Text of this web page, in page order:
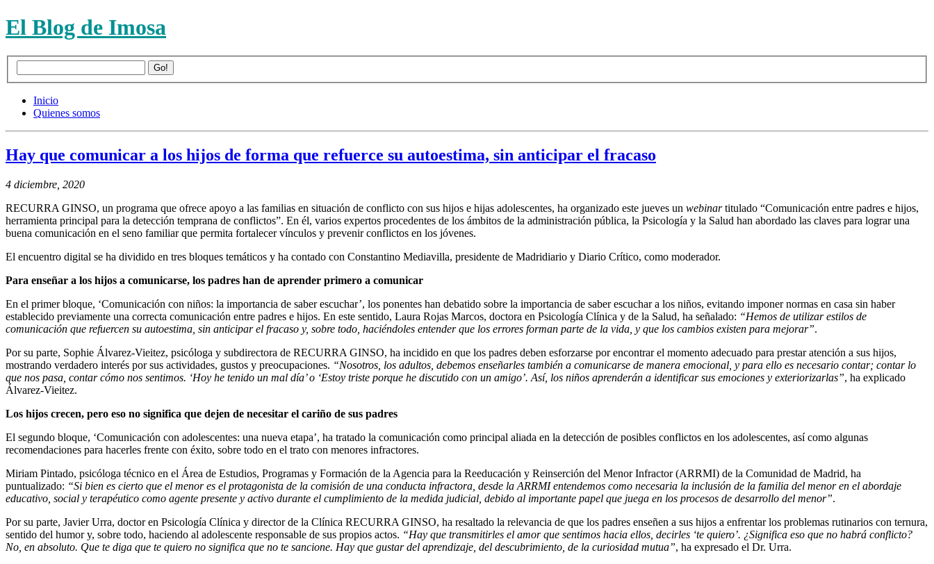
El Blog de Imosa
Inicio
Quienes somos
Hay que comunicar a los hijos de forma que refuerce su autoestima, sin anticipar el fracaso
4 diciembre, 2020
RECURRA GINSO, un programa que ofrece apoyo a las familias en situación de conflicto con sus hijos e hijas adolescentes, ha organizado este jueves un webinartitulado “Comunicación entre padres e hijos,
herramienta principal para la detección temprana de conflictos”. En él, varios expertos procedentes de los ámbitos de la administración pública, la Psicología y la Salud han abordado las claves para lograr una
buena comunicación en el seno familiar que permita fortalecer vínculos y prevenir conflictos en los jóvenes.
El encuentro digital se ha dividido en tres bloques temáticos y ha contado con Constantino Mediavilla, presidente de Madridiario y Diario Crítico, como moderador.
Para enseñar a los hijos a comunicarse, los padres han de aprender primero a comunicar
En el primer bloque, ‘Comunicación con niños: la importancia de saber escuchar’, los ponentes han debatido sobre la importancia de saber escuchar a los niños, evitando imponer normas en casa sin haber
establecido previamente una correcta comunicación entre padres e hijos. En este sentido, Laura Rojas Marcos, doctora en Psicología Clínica y de la Salud, ha señalado: “Hemos de utilizar estilos de
comunicación que refuercen su autoestima, sin anticipar el fracaso y, sobre todo, haciéndoles entender que los errores forman parte de la vida, y que los cambios existen para mejorar”.
Por su parte, Sophie Álvarez-Vieitez, psicóloga y subdirectora de RECURRA GINSO, ha incidido en que los padres deben esforzarse por encontrar el momento adecuado para prestar atención a sus hijos,
mostrando verdadero interés por sus actividades, gustos y preocupaciones. “Nosotros, los adultos, debemos enseñarles también a comunicarse de manera emocional, y para ello es necesario contar; contar lo
que nos pasa, contar cómo nos sentimos. ‘Hoy he tenido un mal día’ o ‘Estoy triste porque he discutido con un amigo’. Así, los niños aprenderán a identificar sus emociones y exteriorizarlas”, ha explicado
Álvarez-Vieitez.
Los hijos crecen, pero eso no significa que dejen de necesitar el cariño de sus padres
El segundo bloque, ‘Comunicación con adolescentes: una nueva etapa’, ha tratado la comunicación como principal aliada en la detección de posibles conflictos en los adolescentes, así como algunas
recomendaciones para hacerles frente con éxito, sobre todo en el trato con menores infractores.
Miriam Pintado, psicóloga técnico en el Área de Estudios, Programas y Formación de la Agencia para la Reeducación y Reinserción del Menor Infractor (ARRMI) de la Comunidad de Madrid, ha
puntualizado: “Si bien es cierto que el menor es el protagonista de la comisión de una conducta infractora, desde la ARRMI entendemos como necesaria la inclusión de la familia del menor en el abordaje
educativo, social y terapéutico como agente presente y activo durante el cumplimiento de la medida judicial, debido al importante papel que juega en los procesos de desarrollo del menor”.
Por su parte, Javier Urra, doctor en Psicología Clínica y director de la Clínica RECURRA GINSO, ha resaltado la relevancia de que los padres enseñen a sus hijos a enfrentar los problemas rutinarios con ternura,
sentido del humor y, sobre todo, haciendo al adolescente responsable de sus propios actos. “Hay que transmitirles el amor que sentimos hacia ellos, decirles ‘te quiero’. ¿Significa eso que no habrá conflicto?
No, en absoluto. Que te diga que te quiero no significa que no te sancione. Hay que gustar del aprendizaje, del descubrimiento, de la curiosidad mutua”, ha expresado el Dr. Urra.